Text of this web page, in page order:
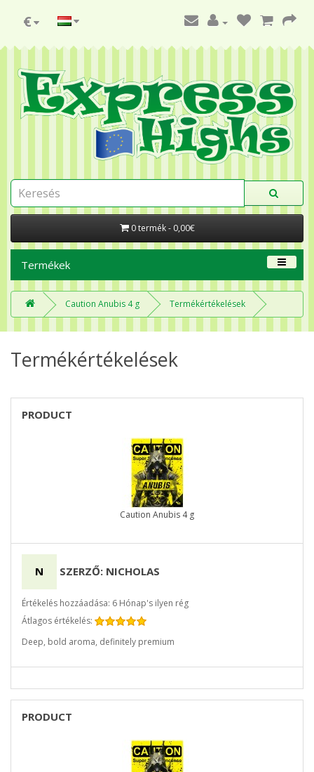
€
0 termék - 0,00€
Termékek
Caution Anubis 4 g Termékértékelések
Termékértékelések
PRODUCT
Caution Anubis 4 g
N SZERZŐ: NICHOLAS
Értékelés hozzáadása: 6 Hónap's ilyen rég
Átlagos értékelés:
Deep, bold aroma, definitely premium
PRODUCT